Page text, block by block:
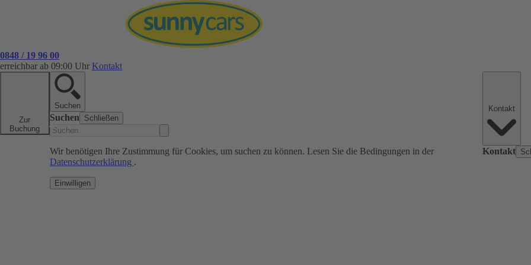
0848 / 19 96 00
erreichbar ab 09:00 Uhr Kontakt
Zur
Buchung
Suchen
Suchen Schließen
Wir benötigen Ihre Zustimmung für Cookies, um suchen zu können. Lesen Sie die Bedingungen in der
Datenschutzerklärung .
Einwilligen
Kontakt